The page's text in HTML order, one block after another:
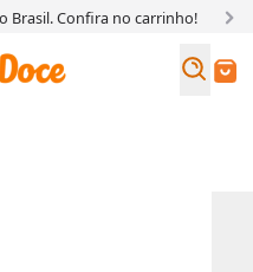
Brasil. Confira no carrinho!
Buscar